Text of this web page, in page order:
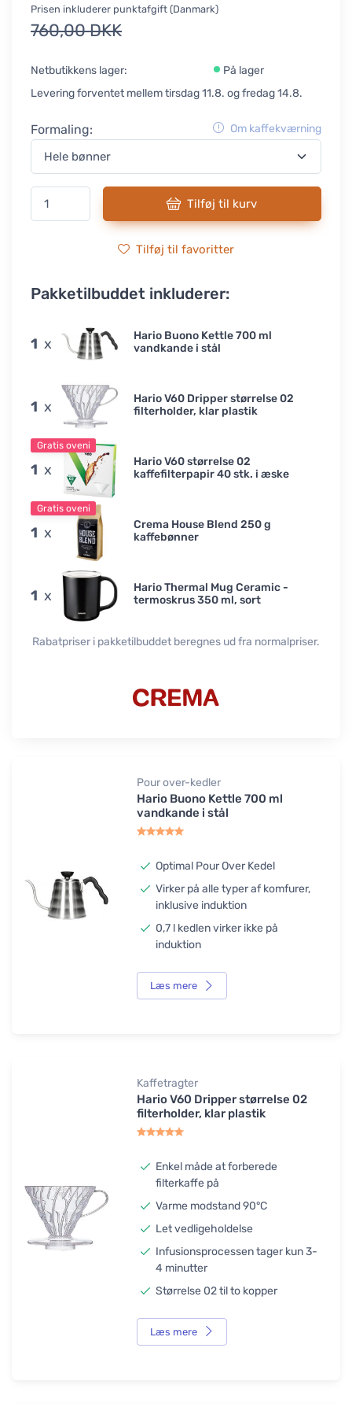
Prisen inkluderer punktafgift (Danmark)
760,00 DKK
Netbutikkens lager:
På lager
Levering forventet mellem tirsdag 11.8. og fredag 14.8.
Formaling: Om kaffekværning
Tilføj til kurv
Tilføj til favoritter
Pakketilbuddet inkluderer:
1 x
Hario Buono Kettle 700 ml
vandkande i stål
1 x
Hario V60 Dripper størrelse 02
filterholder, klar plastik
Gratis oveni
1 x
Hario V60 størrelse 02
kaffefilterpapir 40 stk. i æske
Gratis oveni
1 x
Crema House Blend 250 g
kaffebønner
1 x
Hario Thermal Mug Ceramic -
termoskrus 350 ml, sort
Rabatpriser i pakketilbuddet beregnes ud fra normalpriser.
Pour over-kedler
Hario Buono Kettle 700 ml
vandkande i stål
Optimal Pour Over Kedel
Virker på alle typer af komfurer,
inklusive induktion
0,7 l kedlen virker ikke på
induktion
Læs mere
Kaffetragter
Hario V60 Dripper størrelse 02
filterholder, klar plastik
Enkel måde at forberede
filterkaffe på
Varme modstand 90°C
Let vedligeholdelse
Infusionsprocessen tager kun 3-
4 minutter
Størrelse 02 til to kopper
Læs mere